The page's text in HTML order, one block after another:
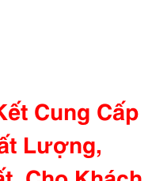
Cung Cấp
Lượng,